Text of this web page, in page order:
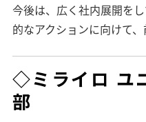
今後は、広く社内展開を
的なアクションに向けて、
◇ミライロ ユ
部